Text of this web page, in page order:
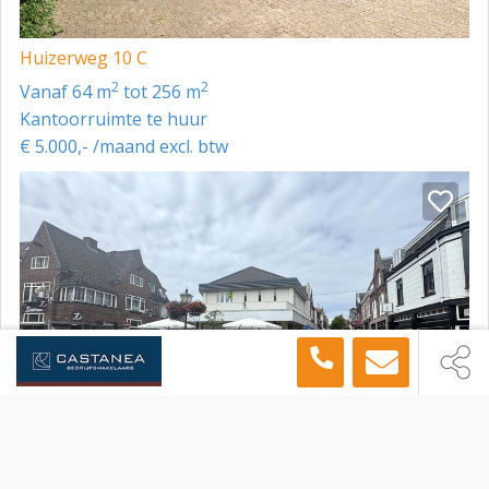
- warmwaterinstallatie;
- hydrofoorinstallatie;
- zwakstroominstallatie;
- noodstroominstallatie;
- vuilwaterpompen;
- brandmeldinstallatie;
- optimaliserings-, signalerings- en
bewakingsapparatuur;
- belinstallatie;
- zonweringsinstallatie;
- parkeergarageapparatuur;
Huizerweg 10 C
vanaf 64 m2 tot 256 m2
Kantoorruimte te huur
€ 5.000,- /maand excl. btw